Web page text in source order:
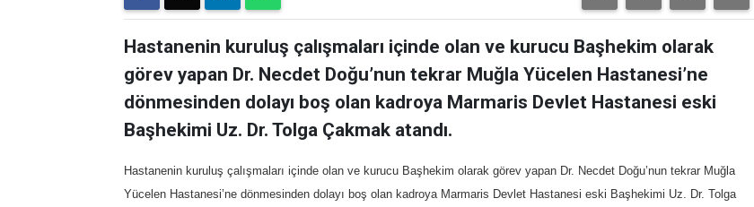
Hastanenin kuruluş çalışmaları içinde olan ve kurucu Başhekim olarak
görev yapan Dr. Necdet Doğu’nun tekrar Muğla Yücelen Hastanesi’ne
dönmesinden dolayı boş olan kadroya Marmaris Devlet Hastanesi eski
Başhekimi Uz. Dr. Tolga Çakmak atandı.
Hastanenin kuruluş çalışmaları içinde olan ve kurucu Başhekim olarak görev yapan Dr. Necdet Doğu’nun tekrar Muğla
Yücelen Hastanesi’ne dönmesinden dolayı boş olan kadroya Marmaris Devlet Hastanesi eski Başhekimi Uz. Dr. Tolga